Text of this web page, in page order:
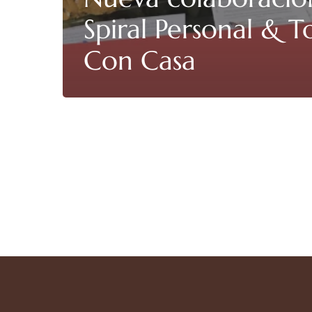
Spiral Personal &
Con Casa